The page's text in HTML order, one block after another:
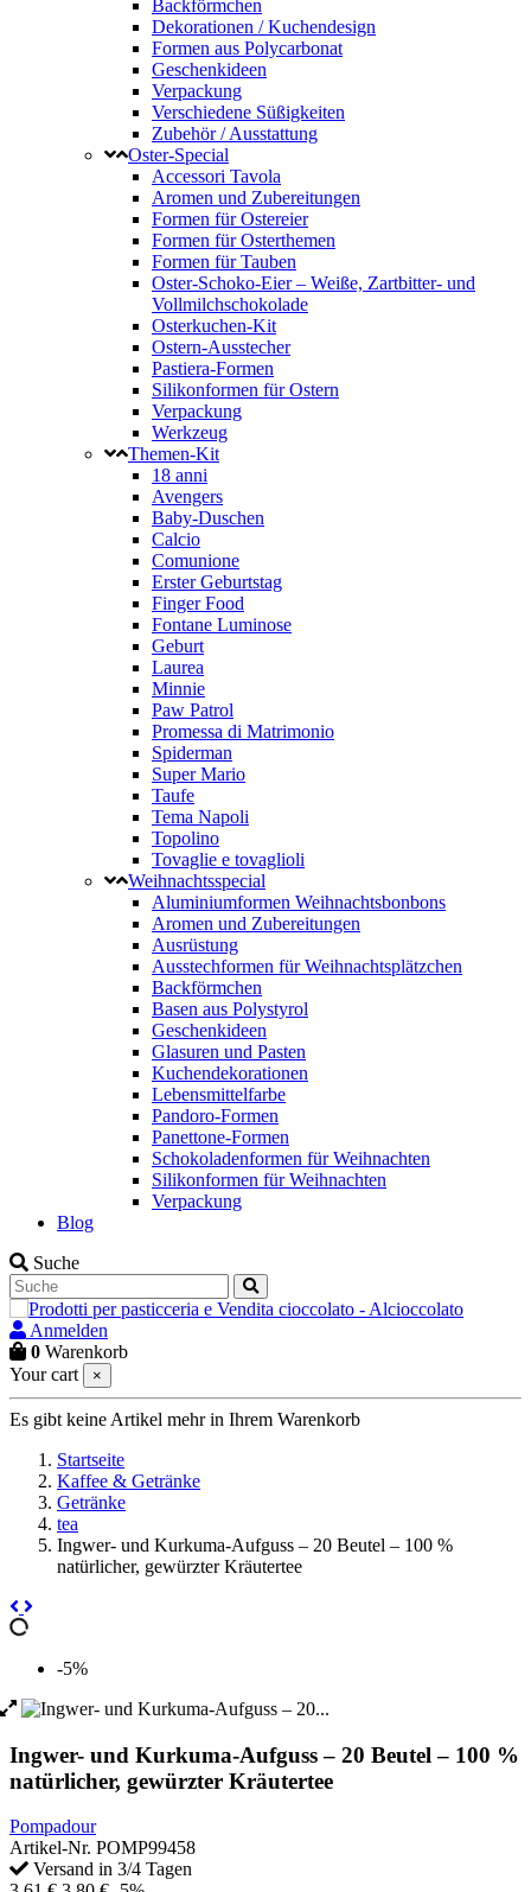
Backförmchen
Dekorationen / Kuchendesign
Formen aus Polycarbonat
Geschenkideen
Verpackung
Verschiedene Süßigkeiten
Zubehör / Ausstattung
Oster-Special
Accessori Tavola
Aromen und Zubereitungen
Formen für Ostereier
Formen für Osterthemen
Formen für Tauben
Oster-Schoko-Eier – Weiße, Zartbitter- und
Vollmilchschokolade
Osterkuchen-Kit
Ostern-Ausstecher
Pastiera-Formen
Silikonformen für Ostern
Verpackung
Werkzeug
Themen-Kit
18 anni
Avengers
Baby-Duschen
Calcio
Comunione
Erster Geburtstag
Finger Food
Fontane Luminose
Geburt
Laurea
Minnie
Paw Patrol
Promessa di Matrimonio
Spiderman
Super Mario
Taufe
Tema Napoli
Topolino
Tovaglie e tovaglioli
Weihnachtsspecial
Aluminiumformen Weihnachtsbonbons
Aromen und Zubereitungen
Ausrüstung
Ausstechformen für Weihnachtsplätzchen
Backförmchen
Basen aus Polystyrol
Geschenkideen
Glasuren und Pasten
Kuchendekorationen
Lebensmittelfarbe
Pandoro-Formen
Panettone-Formen
Schokoladenformen für Weihnachten
Silikonformen für Weihnachten
Verpackung
Blog
Suche
Anmelden
0 Warenkorb
Your cart
×
Es gibt keine Artikel mehr in Ihrem Warenkorb
Startseite
Kaffee & Getränke
Getränke
tea
Ingwer- und Kurkuma-Aufguss – 20 Beutel – 100 %
natürlicher, gewürzter Kräutertee
-5%
Ingwer- und Kurkuma-Aufguss – 20 Beutel – 100 %
natürlicher, gewürzter Kräutertee
Pompadour
Artikel-Nr. POMP99458
Versand in 3/4 Tagen